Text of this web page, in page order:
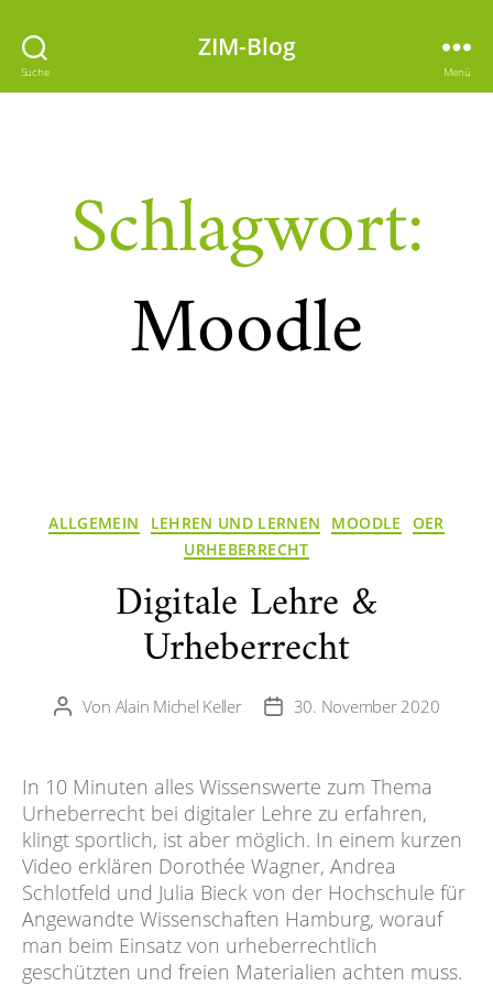
Suche
ZIM-Blog
Menü
Schlagwort:
Moodle
Kategorien
ALLGEMEIN LEHREN UND LERNEN MOODLE
OER
URHEBERRECHT
Digitale Lehre &
Urheberrecht
Beitragsautor
Von Alain Michel Keller Veröffentlichungsdatum
30. November 2020
In 10 Minuten alles Wissenswerte zum Thema
Urheberrecht bei digitaler Lehre zu erfahren,
klingt sportlich, ist aber möglich. In einem kurzen
Video erklären Dorothée Wagner, Andrea
Schlotfeld und Julia Bieck von der Hochschule für
Angewandte Wissenschaften Hamburg, worauf
man beim Einsatz von urheberrechtlich
geschützten und freien Materialien achten muss.